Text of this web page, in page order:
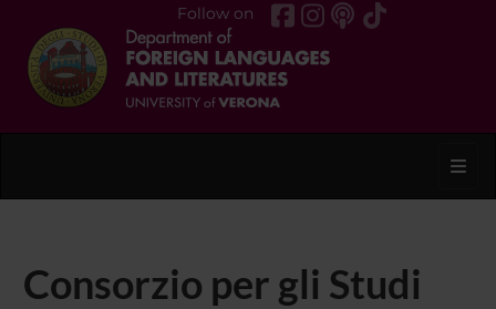
Follow on
Consorzio per gli Studi